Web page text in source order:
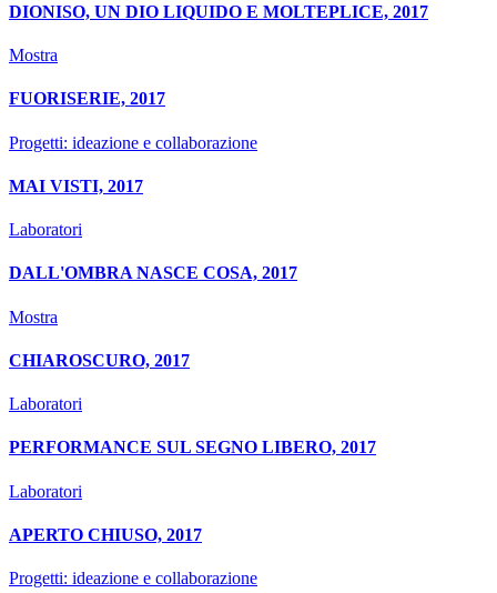
DIONISO, UN DIO LIQUIDO E MOLTEPLICE, 2017
Mostra
FUORISERIE, 2017
Progetti: ideazione e collaborazione
MAI VISTI, 2017
Laboratori
DALL'OMBRA NASCE COSA, 2017
Mostra
CHIAROSCURO, 2017
Laboratori
PERFORMANCE SUL SEGNO LIBERO, 2017
Laboratori
APERTO CHIUSO, 2017
Progetti: ideazione e collaborazione